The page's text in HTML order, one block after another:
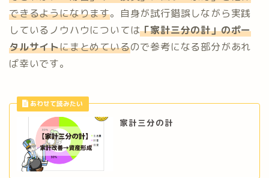
できるようになります。自身が試行錯誤しながら実践
しているノウハウについては「家計三分の計」のポー
タルサイトにまとめているので参考になる部分があれ
ば幸いです。
家計三分の計